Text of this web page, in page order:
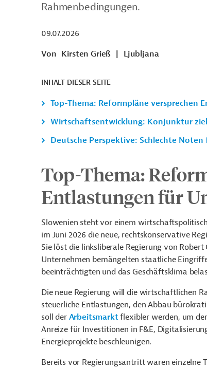
Rahmenbedingungen.
09.07.2026
Von Kirsten Grieß Ljubljana
INHALT DIESER SEITE
Top-Thema: Reformpläne versprechen
Wirtschaftsentwicklung: Konjunktur
Deutsche Perspektive: Schlechte
Top-Thema:
Entlastungen für
Slowenien steht vor einem
im Juni 2026 die neue, rechtskonservative
Sie löst die linksliberale Regierung von Robert
Unternehmen bemängelten staatliche
beeinträchtigten und das Geschäftsklima
Die neue Regierung will die wirtschaftlichen
steuerliche Entlastungen, den Abbau
soll der Arbeitsmarkt flexibler werden, um
Anreize für Investitionen in F&E,
Energieprojekte beschleunigen.
Bereits vor Regierungsantritt waren einzelne